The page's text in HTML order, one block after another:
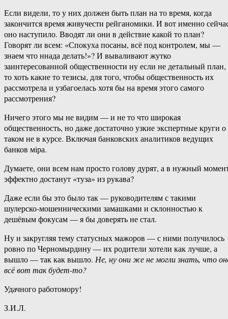
Если видели, то у них должен быть план на то время, когда
закончится время живучести рейганомики. И вот именно
оно наступило. Вводят ли они в действие какой то план?
Говорят ли всем: «Спокуха посаны, всё под контролем, мы —
знаем что ннада делать!»? И вываливают жутко
заинтересованной общественности ну если не детальный план,
то хоть какие то тезисы, для того, чтобы общественность их
рассмотрела и узбагоелась хотя бы на время этого самого
рассмотрения?
Ничего этого мы не видим — и не то что широкая
общественность, но даже достаточно узкие экспертные круги о
таком не в курсе. Включая банковских аналитиков ведущих
банков мiра.
Думаете, они всем нам просто голову дурят, а в нужный
эффектно достанут «туза» из рукава?
Даже если бы это было так — руководителям с такими
шулерско-мошенническими замашками и склонностью к
дешёвым фокусам — я бы доверять не стал.
Ну и закругляя тему статусных мажоров — с ними получилось
ровно по Черномырдину — их родители хотели как лучше, а
вышло — так как вышло. Не, ну они же не могли знать, что
всё вот так будет-то?
Удачного работомору!
З.И.Л.